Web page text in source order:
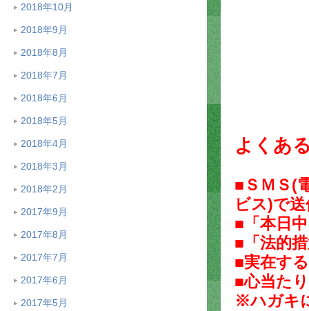
2018年10月
2018年9月
2018年8月
2018年7月
2018年6月
2018年5月
2018年4月
2018年3月
2018年2月
2017年9月
2017年8月
2017年7月
2017年6月
2017年5月
よくあ
■ＳＭＳ(
ビス)で
■「本日
■「法的
■実在す
■心当た
※ハガキ